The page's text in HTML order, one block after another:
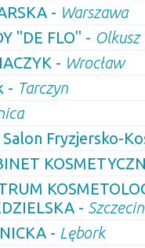
- Warszawa
"DE FLO" - Olkusz
- Wrocław
- Tarczyn
Fryzjersko-
- Szczecin
- Lębork